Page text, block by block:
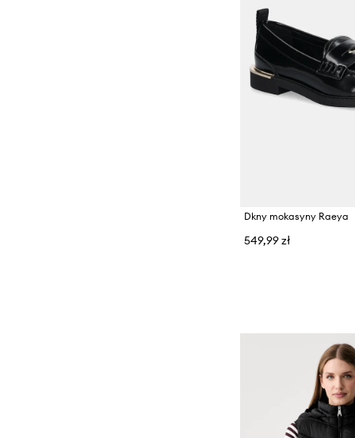
Dkny mokasyny Raeya
549,99 zł